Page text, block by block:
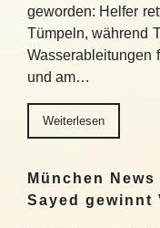
geworden: Helfer
Tümpeln, während
Wasserableitungen
und am…
Weiterlesen
München
Sayed gewinnt